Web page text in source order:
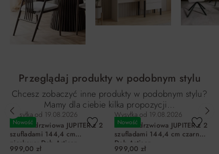
Przeglądaj produkty w podobnym stylu
Chcesz zobaczyć inne produkty w podobnym stylu?
Mamy dla ciebie kilka propozycji…
Nowość
Wysyłka od 19.08.2026
Szafa 3-drzwiowa JUPITER z 2
szufladami 144,4 cm
piaskowy Dąb Artisan
999,00 zł
Nowość
Wysyłka od 19.08.2026
Szafa 3-drzwiowa JUPITER z 2
szufladami 144,4 cm czarny
Dąb Artisan
999,00 zł